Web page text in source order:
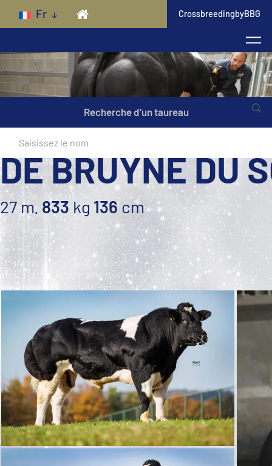
Skip to main content
Fr CrossbreedingbyBBG
Recherche d’un taureau
DE BRUYNE DU
27 m. 833 kg 136cm